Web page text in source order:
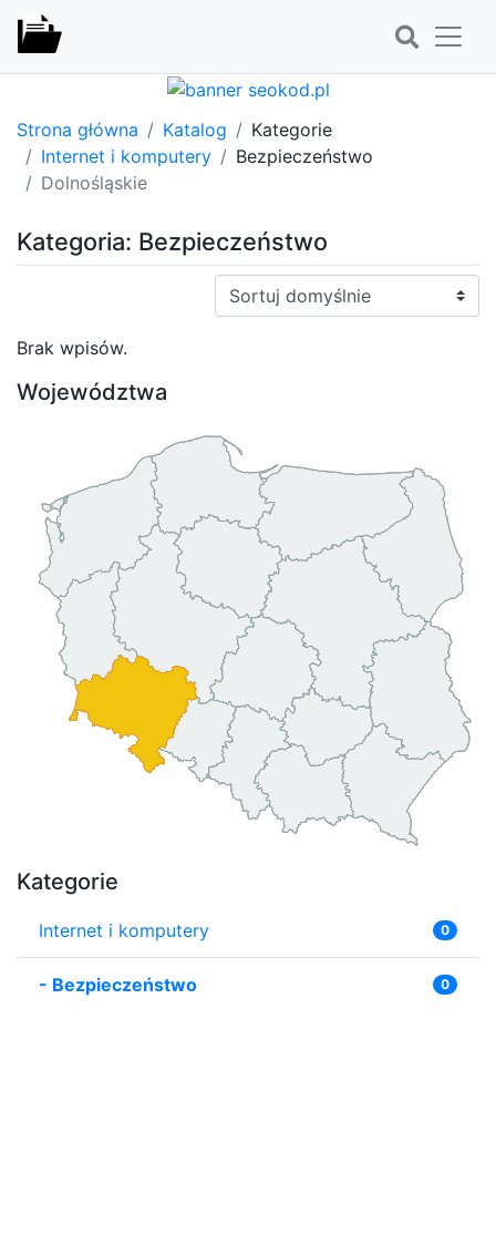
Strona główna Katalog
Kategorie
Internet i komputery
Bezpieczeństwo
Dolnośląskie
Kategoria: Bezpieczeństwo
Sortuj:
Brak wpisów.
Województwa
Kategorie
Internet i komputery 0
- Bezpieczeństwo 0